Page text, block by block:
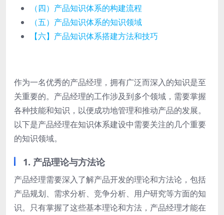
（四）产品知识体系的构建流程
（五）产品知识体系的知识领域
【六】产品知识体系搭建方法和技巧
作为一名优秀的产品经理，拥有广泛而深入的知识是至
关重要的。产品经理的工作涉及到多个领域，需要掌握
各种技能和知识，以便成功地管理和推动产品的发展。
以下是产品经理在知识体系建设中需要关注的几个重要
的知识领域。
1. 产品理论与方法论
产品经理需要深入了解产品开发的理论和方法论，包括
产品规划、需求分析、竞争分析、用户研究等方面的知
识。只有掌握了这些基本理论和方法，产品经理才能在